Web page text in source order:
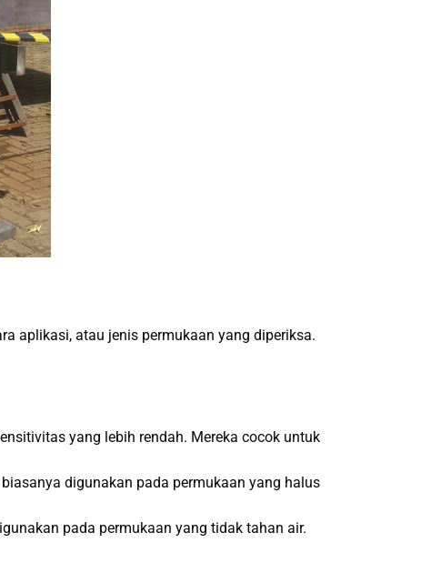
aplikasi, atau jenis permukaan yang diperiksa.
yang lebih rendah. Mereka cocok untuk
digunakan pada permukaan yang halus
pada permukaan yang tidak tahan air.